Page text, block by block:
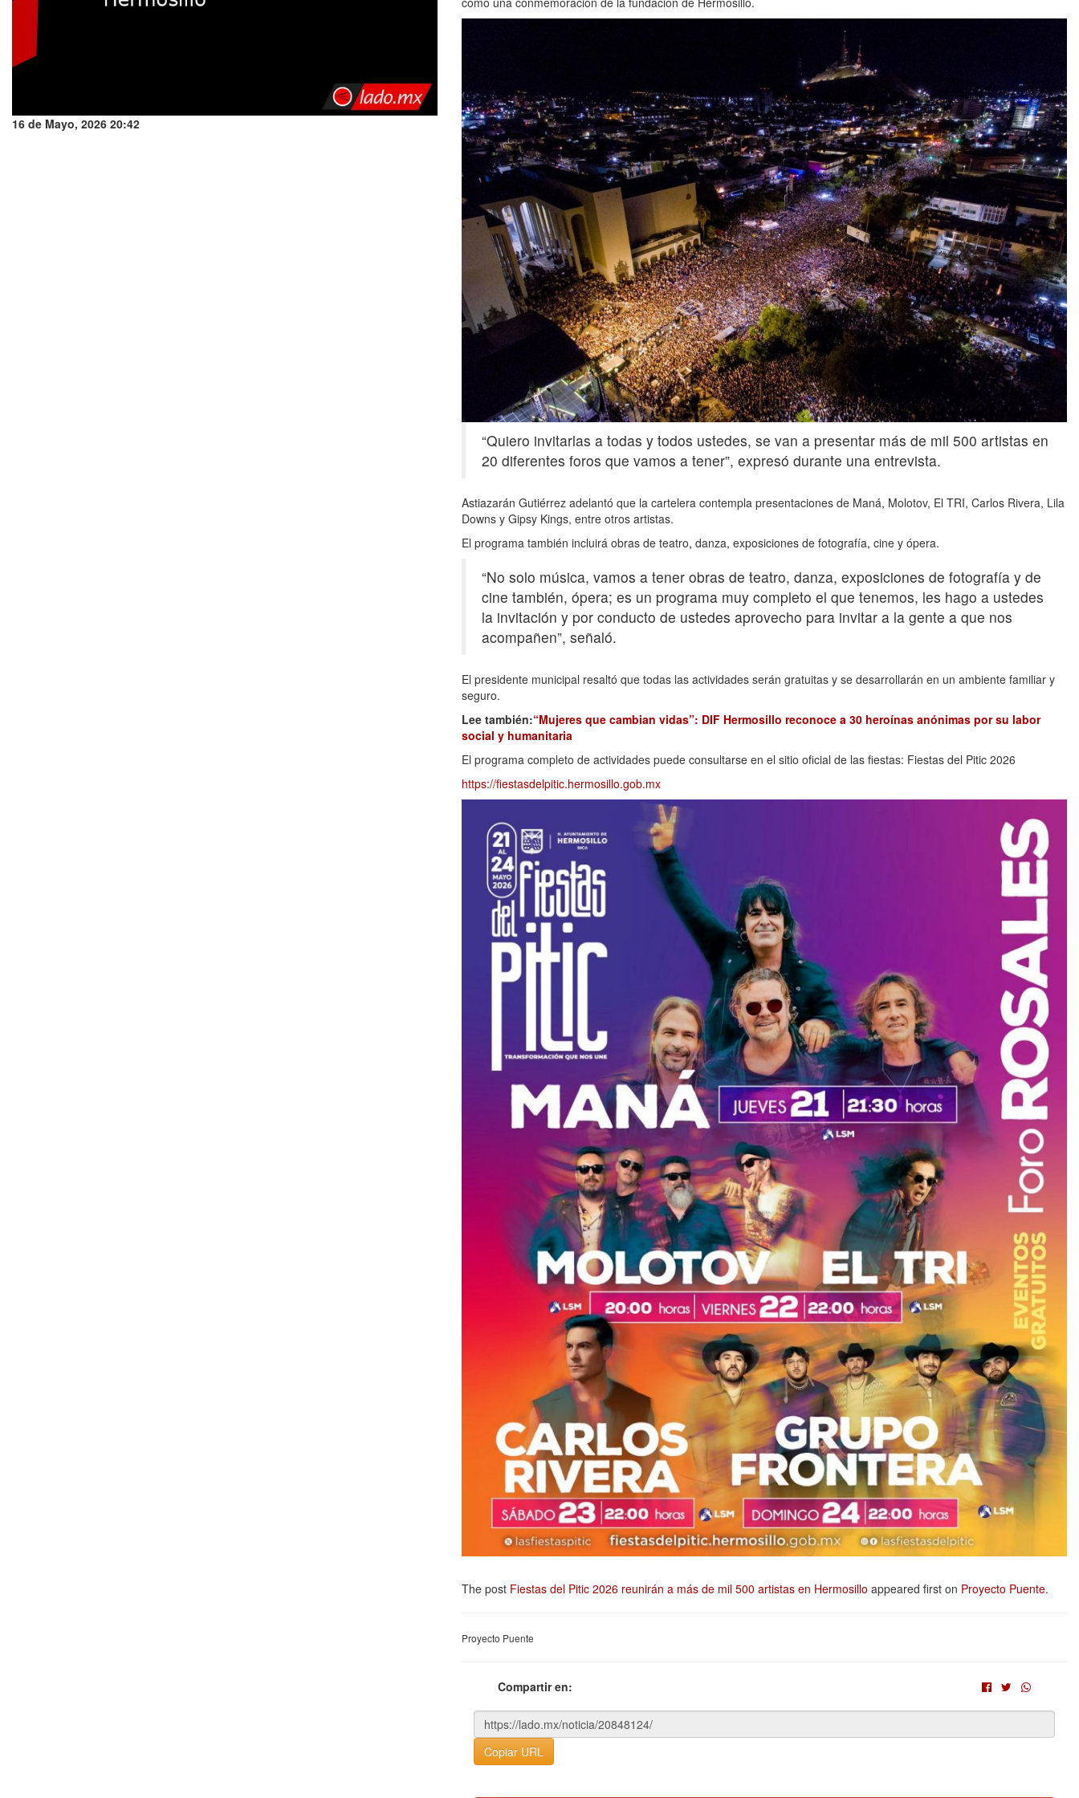
16 de Mayo, 2026 20:42
“Quiero invitarlas a todas y todos ustedes, se van a presentar más de mil 500 artistas en
20 diferentes foros que vamos a tener”, expresó durante una entrevista.
Astiazarán Gutiérrez adelantó que la cartelera contempla presentaciones de Maná, Molotov, El TRI, Carlos Rivera, Lila
Downs y Gipsy Kings, entre otros artistas.
El programa también incluirá obras de teatro, danza, exposiciones de fotografía, cine y ópera.
“No solo música, vamos a tener obras de teatro, danza, exposiciones de fotografía y de
cine también, ópera; es un programa muy completo el que tenemos, les hago a ustedes
la invitación y por conducto de ustedes aprovecho para invitar a la gente a que nos
acompañen”, señaló.
El presidente municipal resaltó que todas las actividades serán gratuitas y se desarrollarán en un ambiente familiar y
seguro.
Lee también:“Mujeres que cambian vidas”: DIF Hermosillo reconoce a 30 heroínas anónimas por su labor
social y humanitaria
El programa completo de actividades puede consultarse en el sitio oficial de las fiestas: Fiestas del Pitic 2026
https://fiestasdelpitic.hermosillo.gob.mx
The post Fiestas del Pitic 2026 reunirán a más de mil 500 artistas en Hermosillo appeared first on Proyecto Puente.
Proyecto Puente
Compartir en:
Copiar URL